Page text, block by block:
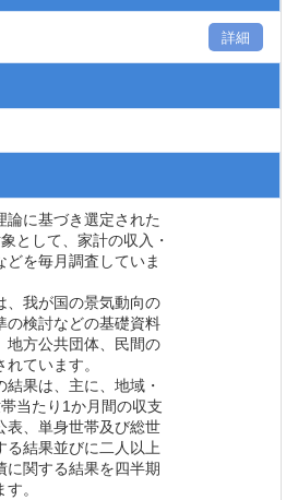
詳細
論に基づき選定された
として、家計の収入・
どを毎月調査していま
我が国の景気動向の
の検討などの基礎資料
地方公共団体、民間の
ています。
果は、主に、地域・
当たり1か月間の収支
表、単身世帯及び総世
る結果並びに二人以上
に関する結果を四半期
。